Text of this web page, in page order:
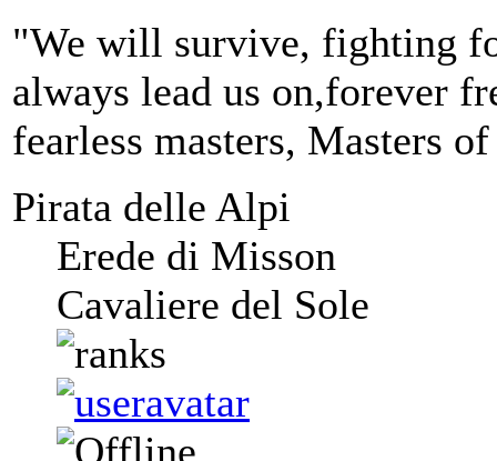
"We will survive, fighting
always lead us on,forever
fearless masters, Masters
Pirata delle Alpi
Erede di Misson
Cavaliere del Sole